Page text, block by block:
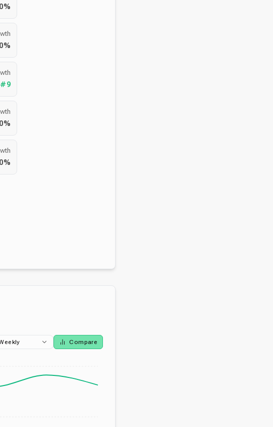
%
%
#9
%
%
Compare